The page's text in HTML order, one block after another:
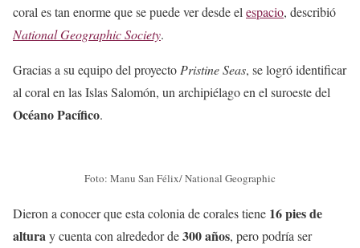
coral es tan enorme que se puede ver desde elespacio, describió
National Geographic Society.
Gracias a su equipo del proyectoPristine Seas, se logró identificar
al coral en las Islas Salomón, un archipiélago en el suroeste del
Océano Pacífico.
Foto: Manu San Félix/ National Geographic
Dieron a conocer que esta colonia de corales tiene 16 pies de
alturay cuenta con alrededor de300 años, pero podría ser